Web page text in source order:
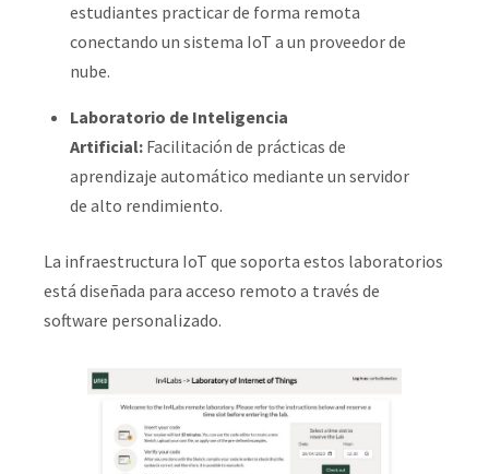
estudiantes practicar de forma remota
conectando un sistema IoT a un proveedor de
nube.
Laboratorio de Inteligencia
Artificial: Facilitación de prácticas de
aprendizaje automático mediante un servidor
de alto rendimiento.
La infraestructura IoT que soporta estos laboratorios
está diseñada para acceso remoto a través de
software personalizado.